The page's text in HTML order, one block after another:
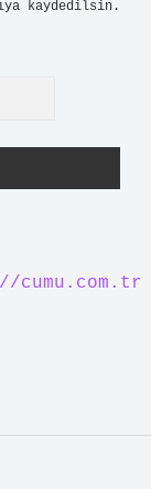
kaydedilsin.
cumu.com.tr